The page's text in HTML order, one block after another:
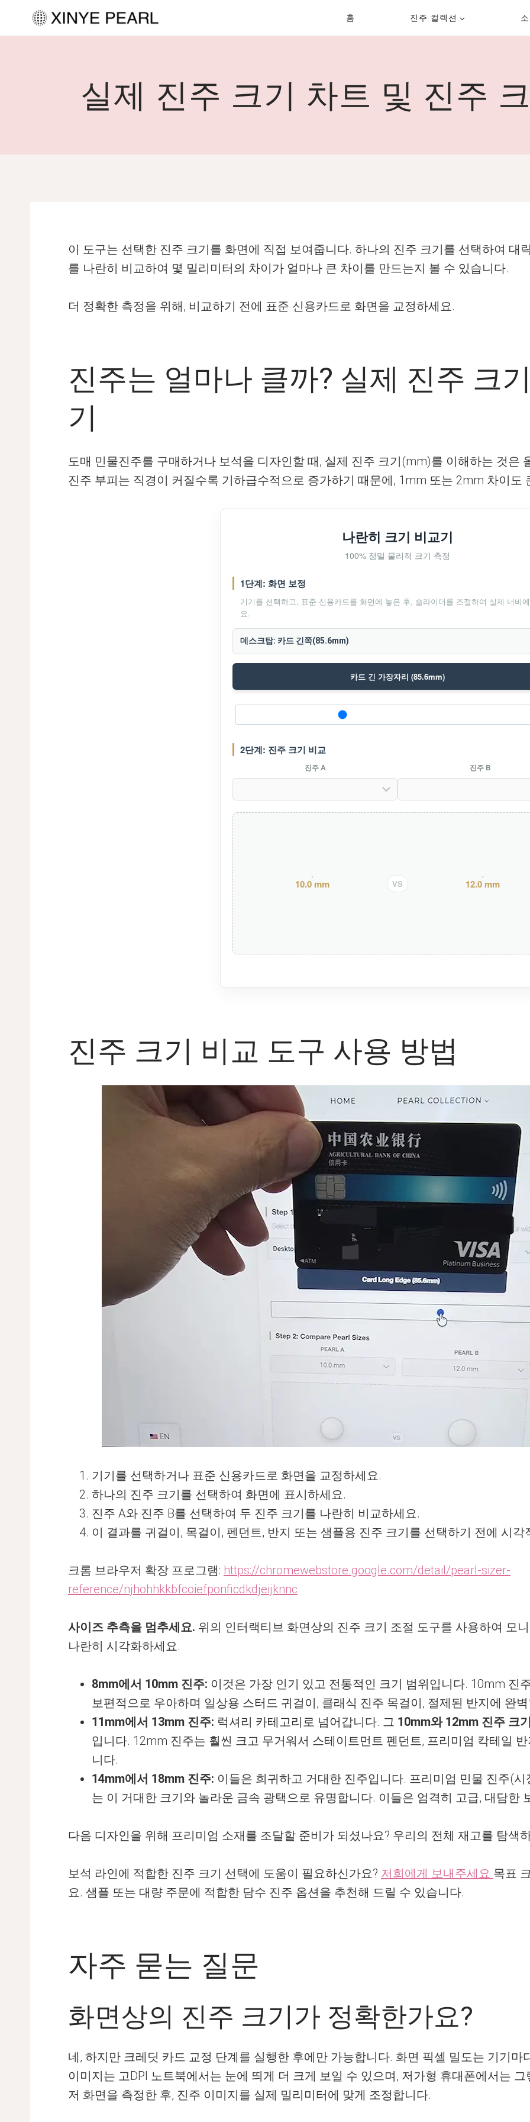
홈 진주 컬렉션
실제 진주 크기 차트 및 진주
이 도구는 선택한 진주 크기를 화면에 직접 보여줍니다. 하나의 진주 크기를 선택하여 대
를 나란히 비교하여 몇 밀리미터의 차이가 얼마나 큰 차이를 만드는지 볼 수 있습니다.
더 정확한 측정을 위해, 비교하기 전에 표준 신용카드로 화면을 교정하세요.
진주는 얼마나 클까? 실제 진주 크
기
도매 민물진주를 구매하거나 보석을 디자인할 때, 실제 진주 크기(mm)를 이해하는 것은
진주 부피는 직경이 커질수록 기하급수적으로 증가하기 때문에, 1mm 또는 2mm 차이도
나란히 크기 비교기
100% 정밀 물리적 크기 측정
1단계: 화면 보정
기기를 선택하고, 표준 신용카드를 화면에 놓은 후, 슬라이더를 조절하여 실제 너비
요.
카드 긴 가장자리 (85.6mm)
2단계: 진주 크기 비교
진주 A 진주 B
10.0 mm VS 12.0 mm
진주 크기 비교 도구 사용 방법
기기를 선택하거나 표준 신용카드로 화면을 교정하세요.
하나의 진주 크기를 선택하여 화면에 표시하세요.
진주 A와 진주 B를 선택하여 두 진주 크기를 나란히 비교하세요.
이 결과를 귀걸이, 목걸이, 펜던트, 반지 또는 샘플용 진주 크기를 선택하기 전에 시
크롬 브라우저 확장 프로그램: https://chromewebstore.google.com/detail/pearl-sizer-
reference/njhohhkkbfcoiefponficdkdjeijknnc
사이즈 추측을 멈추세요. 위의 인터랙티브 화면상의 진주 크기 조절 도구를 사용하여 모
나란히 시각화하세요.
8mm에서 10mm 진주: 이것은 가장 인기 있고 전통적인 크기 범위입니다. 10mm 진
보편적으로 우아하며 일상용 스터드 귀걸이, 클래식 진주 목걸이, 절제된 반지에 완
11mm에서 13mm 진주: 럭셔리 카테고리로 넘어갑니다. 그 10mm와 12mm 진주 크기
입니다. 12mm 진주는 훨씬 크고 무거워서 스테이트먼트 펜던트, 프리미엄 칵테일
니다.
14mm에서 18mm 진주: 이들은 희귀하고 거대한 진주입니다. 프리미엄 민물 진주(시
는 이 거대한 크기와 놀라운 금속 광택으로 유명합니다. 이들은 엄격히 고급, 대담한
다음 디자인을 위해 프리미엄 소재를 조달할 준비가 되셨나요? 우리의 전체 재고를 탐색
보석 라인에 적합한 진주 크기 선택에 도움이 필요하신가요? 저희에게 보내주세요 목표
요. 샘플 또는 대량 주문에 적합한 담수 진주 옵션을 추천해 드릴 수 있습니다.
자주 묻는 질문
화면상의 진주 크기가 정확한가요?
네, 하지만 크레딧 카드 교정 단계를 실행한 후에만 가능합니다. 화면 픽셀 밀도는 기기
이미지는 고DPI 노트북에서는 눈에 띄게 더 크게 보일 수 있으며, 저가형 휴대폰에서는
저 화면을 측정한 후, 진주 이미지를 실제 밀리미터에 맞게 조정합니다.